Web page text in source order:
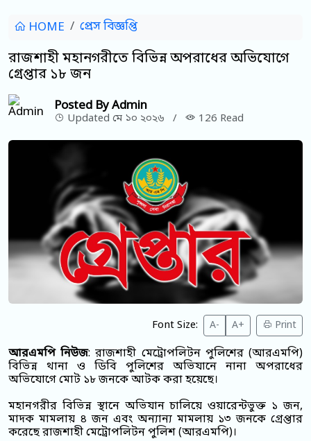
HOME প্রেস বিজ্ঞপ্তি
রাজশাহী মহানগরীতে বিভিন্ন অপরাধের অভিযোগে
গ্রেপ্তার ১৮ জন
Posted By Admin
Updated মে ১০ ২০২৬ / 126 Read
Font Size: A- A+ Print
আরএমপি নিউজ: রাজশাহী মেট্রোপলিটন পুলিশের (আরএমপি)
বিভিন্ন থানা ও ডিবি পুলিশের অভিযানে নানা অপরাধের
অভিযোগে মোট ১৮ জনকে আটক করা হয়েছে।
মহানগরীর বিভিন্ন স্থানে অভিযান চালিয়ে ওয়ারেন্টভুক্ত ১ জন,
মাদক মামলায় ৪ জন এবং অন্যান্য মামলায় ১৩ জনকে গ্রেপ্তার
করেছে রাজশাহী মেট্রোপলিটন পুলিশ (আরএমপি)।